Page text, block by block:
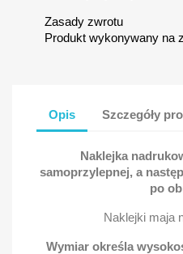
Zasady zwrotu
Produkt wykonywany na
Opis Szczegóły
Naklejka
samoprzylepnej, a
po
Naklejki maja
Wymiar określa